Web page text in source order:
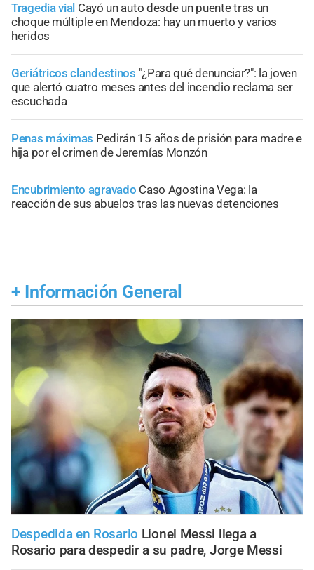
Tragedia vial Cayó un auto desde un puente tras un
choque múltiple en Mendoza: hay un muerto y varios
heridos
Geriátricos clandestinos "¿Para qué denunciar?": la joven
que alertó cuatro meses antes del incendio reclama ser
escuchada
Penas máximas Pedirán 15 años de prisión para madre e
hija por el crimen de Jeremías Monzón
Encubrimiento agravado Caso Agostina Vega: la
reacción de sus abuelos tras las nuevas detenciones
+ Información General
Despedida en Rosario Lionel Messi llega a
Rosario para despedir a su padre, Jorge Messi